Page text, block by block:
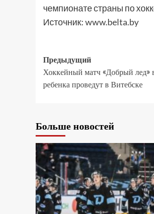
чемпионате страны по
Источник:www.belta.by
Предыдущий
Хоккейный матч «Добрый лед»
ребенка проведут в Витебске
Больше новостей